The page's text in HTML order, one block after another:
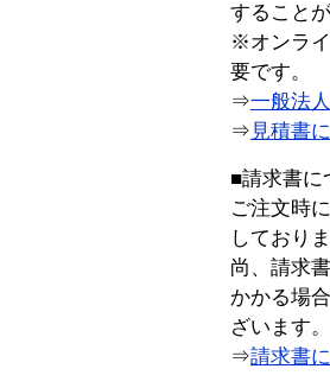
すること
※オンラ
要です。
⇒一般法
⇒ 見積書
■請求書に
ご注文時
しておりま
尚、請求
かかる場
ざいます。
⇒請求書